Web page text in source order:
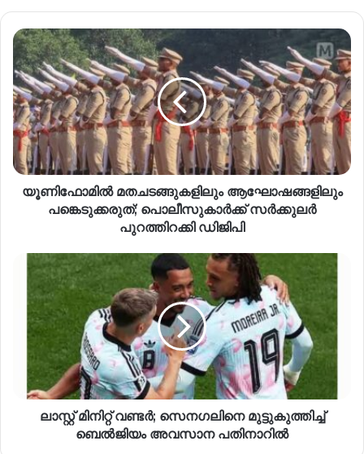
യൂണിഫോമിൽ മതചടങ്ങുകളിലും ആഘോഷങ്ങളിലും
പങ്കെടുക്കരുത്; പൊലീസുകാർക്ക് സർക്കുലർ
പുറത്തിറക്കി ഡിജിപി
ലാസ്റ്റ് മിനിറ്റ് വണ്ടർ; സെനഗലിനെ മുട്ടുകുത്തിച്ച്
ബെൽജിയം അവസാന പതിനാറിൽ